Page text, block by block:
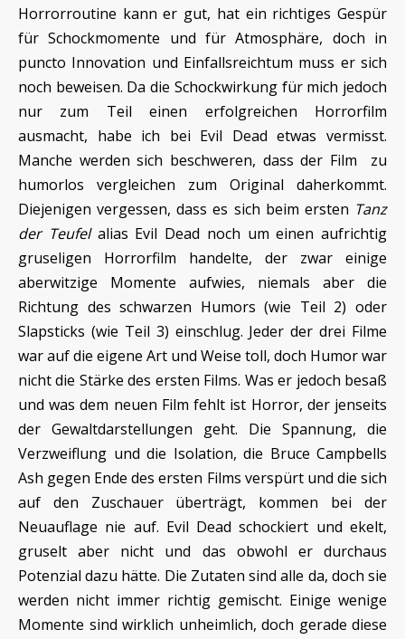
Horrorroutine kann er gut, hat ein richtiges Gespür
für Schockmomente und für Atmosphäre, doch in
puncto Innovation und Einfallsreichtum muss er sich
noch beweisen. Da die Schockwirkung für mich jedoch
nur zum Teil einen erfolgreichen Horrorfilm
ausmacht, habe ich bei Evil Dead etwas vermisst.
Manche werden sich beschweren, dass der Film zu
humorlos vergleichen zum Original daherkommt.
Diejenigen vergessen, dass es sich beim ersten Tanz
der Teufelalias Evil Dead noch um einen aufrichtig
gruseligen Horrorfilm handelte, der zwar einige
aberwitzige Momente aufwies, niemals aber die
Richtung des schwarzen Humors (wie Teil 2) oder
Slapsticks (wie Teil 3) einschlug. Jeder der drei Filme
war auf die eigene Art und Weise toll, doch Humor war
nicht die Stärke des ersten Films. Was er jedoch besaß
und was dem neuen Film fehlt ist Horror, der jenseits
der Gewaltdarstellungen geht. Die Spannung, die
Verzweiflung und die Isolation, die Bruce Campbells
Ash gegen Ende des ersten Films verspürt und die sich
auf den Zuschauer überträgt, kommen bei der
Neuauflage nie auf. Evil Dead schockiert und ekelt,
gruselt aber nicht und das obwohl er durchaus
Potenzial dazu hätte. Die Zutaten sind alle da, doch sie
werden nicht immer richtig gemischt. Einige wenige
Momente sind wirklich unheimlich, doch gerade diese